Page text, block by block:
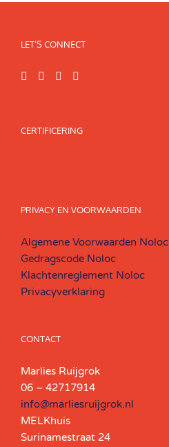
LET’S CONNECT
CERTIFICERING
PRIVACY EN VOORWAARDEN
Algemene Voorwaarden Noloc
Gedragscode Noloc
Klachtenreglement Noloc
Privacyverklaring
CONTACT
Marlies Ruijgrok
06 – 42717914
info@marliesruijgrok.nl
MELKhuis
Surinamestraat 24